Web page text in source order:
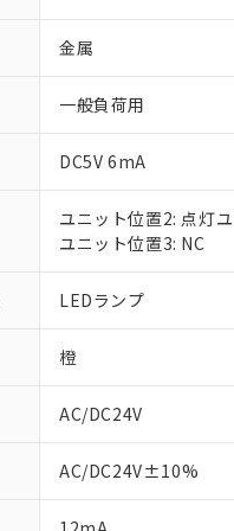
金属
一般負荷用
DC5V 6mA
ユニット位置2: 点灯
ユニット位置3: NC
LEDランプ
橙
AC/DC24V
AC/DC24V±10%
ご利用条件
以下の条件をお
※1 対応状況
対応予定：EU
対応予定なし：
調査・確認中：
非該当品：ライセ
※1 中国